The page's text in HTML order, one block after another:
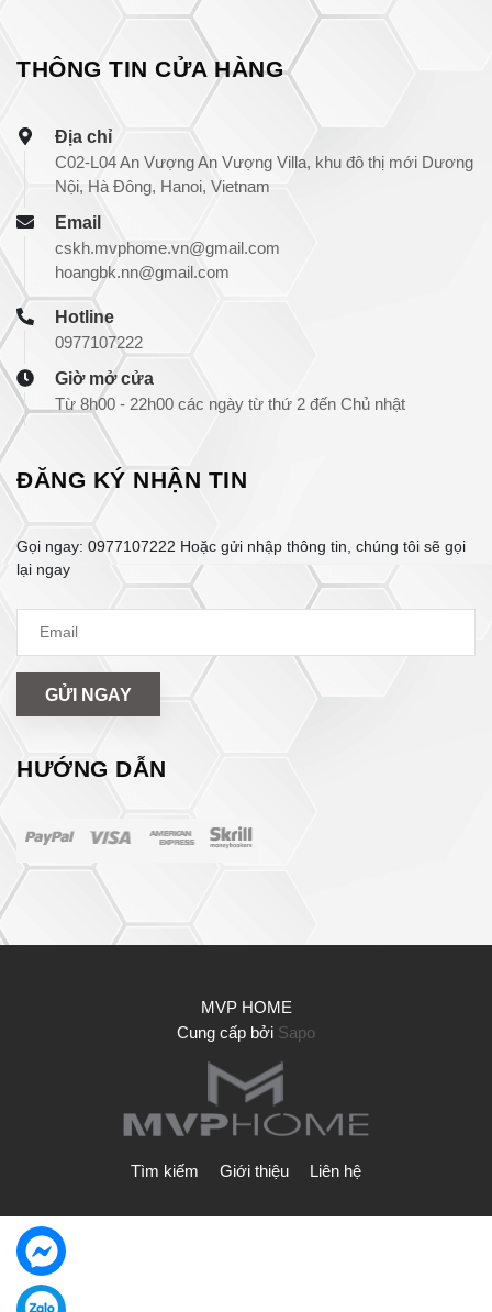
THÔNG TIN CỬA HÀNG
Địa chỉ
C02-L04 An Vượng An Vượng Villa, khu đô thị mới Dương
Nội, Hà Đông, Hanoi, Vietnam
Email
cskh.mvphome.vn@gmail.com
hoangbk.nn@gmail.com
Hotline
0977107222
Giờ mở cửa
Từ 8h00 - 22h00 các ngày từ thứ 2 đến Chủ nhật
ĐĂNG KÝ NHẬN TIN
Gọi ngay: 0977107222 Hoặc gửi nhập thông tin, chúng tôi sẽ gọi
lại ngay
GỬI NGAY
HƯỚNG DẪN
MVP HOME
Cung cấp bởi Sapo
Tìm kiếm Giới thiệu Liên hệ